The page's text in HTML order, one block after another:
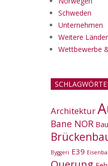
Schweden
Unternehmen
Weitere Länder
Wettbewerbe
Architektur
Bane NOR
Byggeri E39